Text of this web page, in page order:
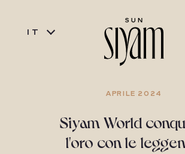
IT
APRILE 2024
Siyam World
l'oro con le